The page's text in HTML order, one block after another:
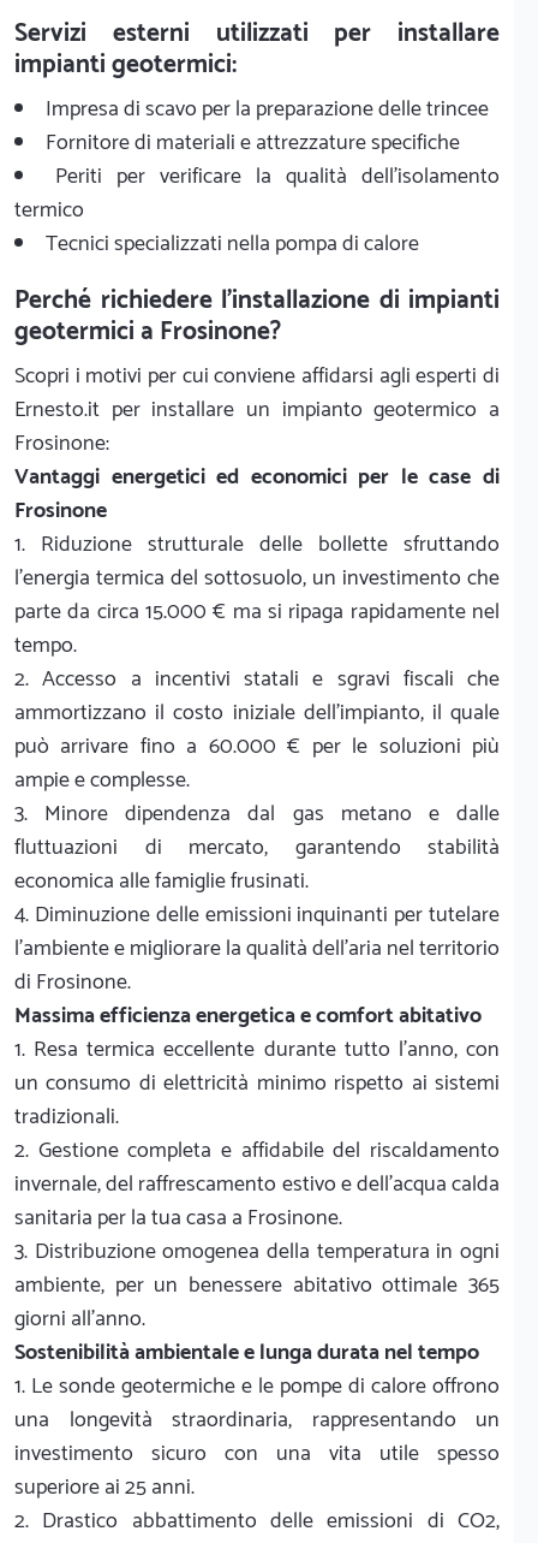
Servizi esterni utilizzati per installare
impianti geotermici:
Impresa di scavo per la preparazione delle trincee
Fornitore di materiali e attrezzature specifiche
Periti per verificare la qualità dell'isolamento
termico
Tecnici specializzati nella pompa di calore
Perché richiedere l'installazione di impianti
geotermici a Frosinone?
Scopri i motivi per cui conviene affidarsi agli esperti di
Ernesto.it per installare un impianto geotermico a
Frosinone:
Vantaggi energetici ed economici per le case di
Frosinone
1. Riduzione strutturale delle bollette sfruttando
l'energia termica del sottosuolo, un investimento che
parte da circa 15.000 € ma si ripaga rapidamente nel
tempo.
2. Accesso a incentivi statali e sgravi fiscali che
ammortizzano il costo iniziale dell'impianto, il quale
può arrivare fino a 60.000 € per le soluzioni più
ampie e complesse.
3. Minore dipendenza dal gas metano e dalle
fluttuazioni di mercato, garantendo stabilità
economica alle famiglie frusinati.
4. Diminuzione delle emissioni inquinanti per tutelare
l'ambiente e migliorare la qualità dell'aria nel territorio
di Frosinone.
Massima efficienza energetica e comfort abitativo
1. Resa termica eccellente durante tutto l'anno, con
un consumo di elettricità minimo rispetto ai sistemi
tradizionali.
2. Gestione completa e affidabile del riscaldamento
invernale, del raffrescamento estivo e dell'acqua calda
sanitaria per la tua casa a Frosinone.
3. Distribuzione omogenea della temperatura in ogni
ambiente, per un benessere abitativo ottimale 365
giorni all'anno.
Sostenibilità ambientale e lunga durata nel tempo
1. Le sonde geotermiche e le pompe di calore offrono
una longevità straordinaria, rappresentando un
investimento sicuro con una vita utile spesso
superiore ai 25 anni.
2. Drastico abbattimento delle emissioni di CO2,